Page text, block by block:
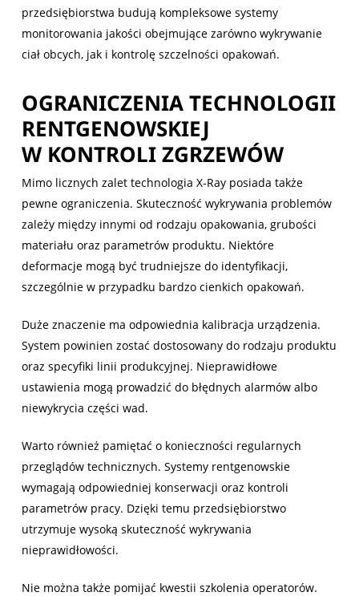
przedsiębiorstwa budują kompleksowe systemy
monitorowania jakości obejmujące zarówno wykrywanie
ciał obcych, jak i kontrolę szczelności opakowań.
OGRANICZENIA TECHNOLOGII
RENTGENOWSKIEJ
W KONTROLI ZGRZEWÓW
Mimo licznych zalet technologia X-Ray posiada także
pewne ograniczenia. Skuteczność wykrywania problemów
zależy między innymi od rodzaju opakowania, grubości
materiału oraz parametrów produktu. Niektóre
deformacje mogą być trudniejsze do identyfikacji,
szczególnie w przypadku bardzo cienkich opakowań.
Duże znaczenie ma odpowiednia kalibracja urządzenia.
System powinien zostać dostosowany do rodzaju produktu
oraz specyfiki linii produkcyjnej. Nieprawidłowe
ustawienia mogą prowadzić do błędnych alarmów albo
niewykrycia części wad.
Warto również pamiętać o konieczności regularnych
przeglądów technicznych. Systemy rentgenowskie
wymagają odpowiedniej konserwacji oraz kontroli
parametrów pracy. Dzięki temu przedsiębiorstwo
utrzymuje wysoką skuteczność wykrywania
nieprawidłowości.
Nie można także pomijać kwestii szkolenia operatorów.